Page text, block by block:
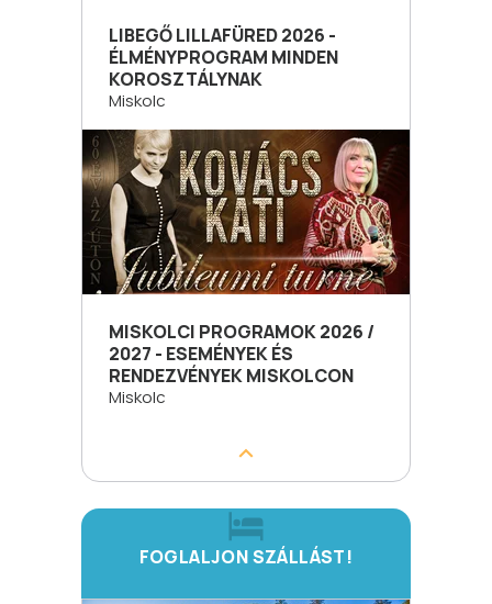
LIBEGŐ LILLAFÜRED 2026 -
ÉLMÉNYPROGRAM MINDEN
KOROSZTÁLYNAK
Miskolc
MISKOLCI PROGRAMOK 2026 /
2027 - ESEMÉNYEK ÉS
RENDEZVÉNYEK MISKOLCON
Miskolc
FOGLALJON SZÁLLÁST!